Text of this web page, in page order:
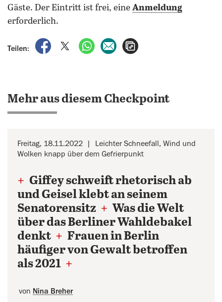
Gäste. Der Eintritt ist frei, eine Anmeldung
erforderlich.
Teilen:
auf Facebook teilen
auf X teilenper WhatsApp teilen
per E-Mail teilen
Mehr aus diesem Checkpoint
Freitag, 18.11.2022
Leichter Schneefall, Wind und
Wolken knapp über dem Gefrierpunkt
+ Giffey schweift rhetorisch ab
und Geisel klebt an seinem
Senatorensitz + Was die Welt
über das Berliner Wahldebakel
denkt + Frauen in Berlin
häufiger von Gewalt betroffen
als 2021 +
von Nina Breher